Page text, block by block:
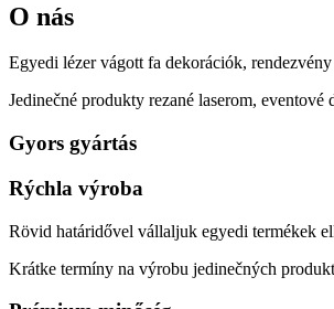
O nás
Egyedi lézer vágott fa dekorációk,
Jedinečné produkty rezané laserom,
Gyors gyártás
Rýchla výroba
Rövid határidővel vállaljuk egyedi termékek
Krátke termíny na výrobu jedinečných